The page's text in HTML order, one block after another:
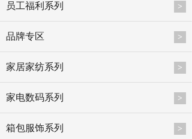
员工福利系列 >
品牌专区 >
家居家纺系列 >
家电数码系列 >
箱包服饰系列 >